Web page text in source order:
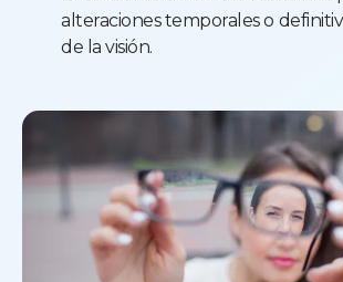
alteraciones temporales o
de la visión.